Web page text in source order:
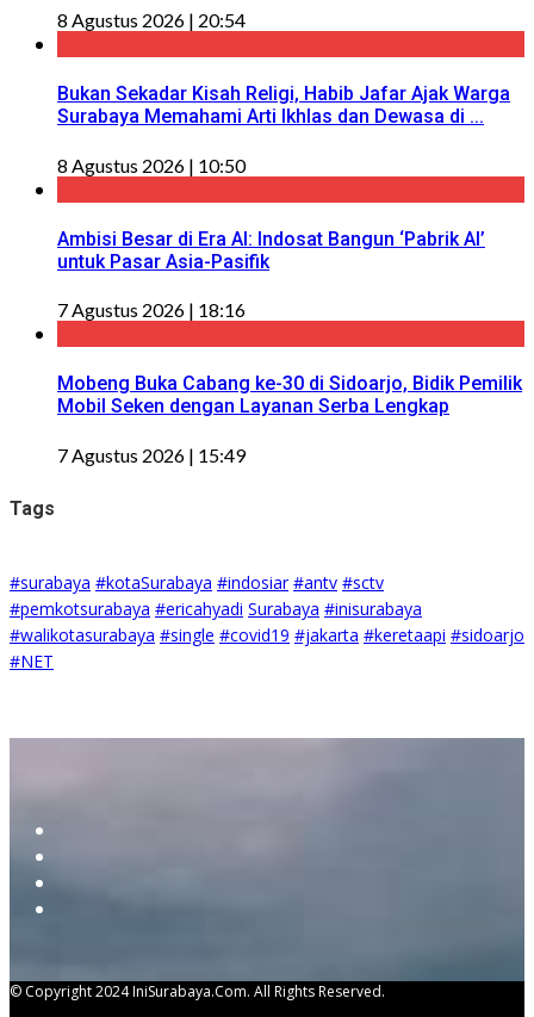
8 Agustus 2026 | 20:54
Bukan Sekadar Kisah Religi, Habib Jafar Ajak Warga
Surabaya Memahami Arti Ikhlas dan Dewasa di ...
8 Agustus 2026 | 10:50
Ambisi Besar di Era AI: Indosat Bangun ‘Pabrik AI’
untuk Pasar Asia-Pasifik
7 Agustus 2026 | 18:16
Mobeng Buka Cabang ke-30 di Sidoarjo, Bidik Pemilik
Mobil Seken dengan Layanan Serba Lengkap
7 Agustus 2026 | 15:49
Tags
#surabaya #kotaSurabaya #indosiar #antv #sctv
#pemkotsurabaya #ericahyadi Surabaya #inisurabaya
#walikotasurabaya #single #covid19 #jakarta #keretaapi #sidoarjo
#NET
© Copyright 2024 IniSurabaya.com. All Rights Reserved.